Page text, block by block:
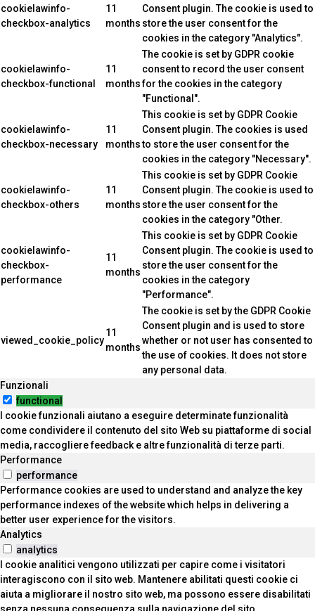
cookielawinfo-
checkbox-analytics
11
months
Consent plugin. The cookie is used to
store the user consent for the
cookies in the category "Analytics".
cookielawinfo-
checkbox-functional
11
months
The cookie is set by GDPR cookie
consent to record the user consent
for the cookies in the category
"Functional".
cookielawinfo-
checkbox-necessary
11
months
This cookie is set by GDPR Cookie
Consent plugin. The cookies is used
to store the user consent for the
cookies in the category "Necessary".
cookielawinfo-
checkbox-others
11
months
This cookie is set by GDPR Cookie
Consent plugin. The cookie is used to
store the user consent for the
cookies in the category "Other.
cookielawinfo-
checkbox-
performance
11
months
This cookie is set by GDPR Cookie
Consent plugin. The cookie is used to
store the user consent for the
cookies in the category
"Performance".
viewed_cookie_policy
11
months
The cookie is set by the GDPR Cookie
Consent plugin and is used to store
whether or not user has consented to
the use of cookies. It does not store
any personal data.
Funzionali
functional
I cookie funzionali aiutano a eseguire determinate funzionalità
come condividere il contenuto del sito Web su piattaforme di social
media, raccogliere feedback e altre funzionalità di terze parti.
Performance
performance
Performance cookies are used to understand and analyze the key
performance indexes of the website which helps in delivering a
better user experience for the visitors.
Analytics
analytics
I cookie analitici vengono utilizzati per capire come i visitatori
interagiscono con il sito web. Mantenere abilitati questi cookie ci
aiuta a migliorare il nostro sito web, ma possono essere disabilitati
senza nessuna conseguenza sulla navigazione del sito.